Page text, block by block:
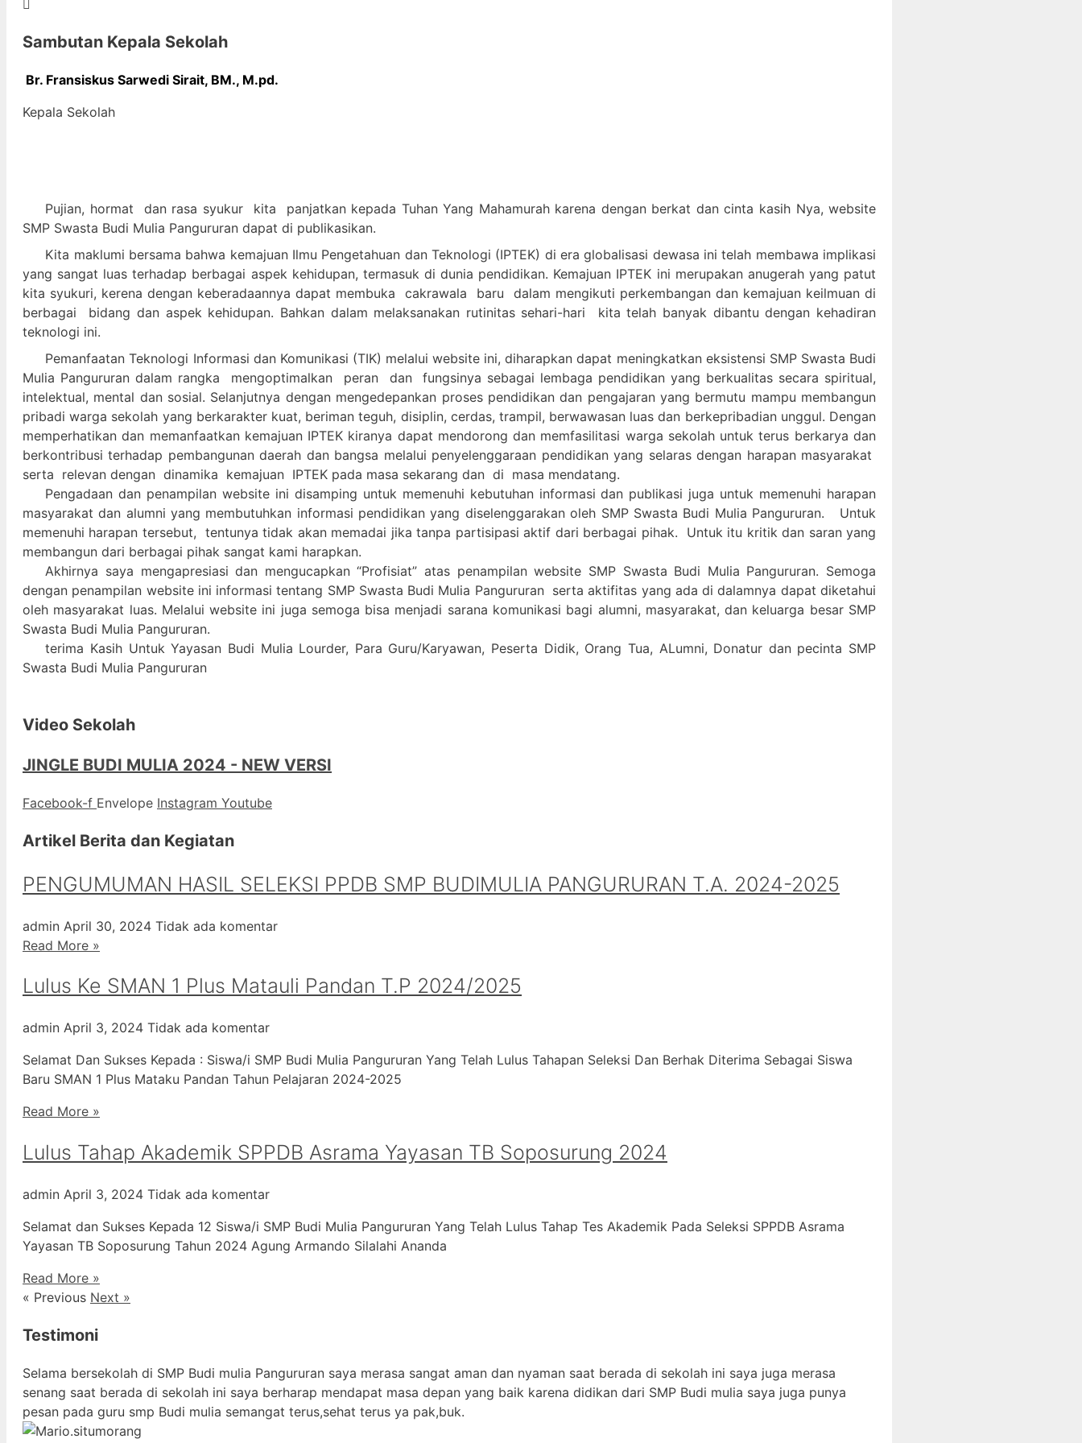
Sambutan Kepala Sekolah
Br. Fransiskus Sarwedi Sirait, BM., M.pd.
Kepala Sekolah
Pujian, hormat dan rasa syukur kita panjatkan kepada Tuhan Yang Mahamurah karena dengan berkat dan cinta kasih Nya, website
SMP Swasta Budi Mulia Pangururan dapat di publikasikan.
Kita maklumi bersama bahwa kemajuan Ilmu Pengetahuan dan Teknologi (IPTEK) di era globalisasi dewasa ini telah membawa implikasi
yang sangat luas terhadap berbagai aspek kehidupan, termasuk di dunia pendidikan. Kemajuan IPTEK ini merupakan anugerah yang patut
kita syukuri, kerena dengan keberadaannya dapat membuka cakrawala baru dalam mengikuti perkembangan dan kemajuan keilmuan di
berbagai bidang dan aspek kehidupan. Bahkan dalam melaksanakan rutinitas sehari-hari kita telah banyak dibantu dengan kehadiran
teknologi ini.
Pemanfaatan Teknologi Informasi dan Komunikasi (TIK) melalui website ini, diharapkan dapat meningkatkan eksistensi SMP Swasta Budi
Mulia Pangururan dalam rangka mengoptimalkan peran dan fungsinya sebagai lembaga pendidikan yang berkualitas secara spiritual,
intelektual, mental dan sosial. Selanjutnya dengan mengedepankan proses pendidikan dan pengajaran yang bermutu mampu membangun
pribadi warga sekolah yang berkarakter kuat, beriman teguh, disiplin, cerdas, trampil, berwawasan luas dan berkepribadian unggul. Dengan
memperhatikan dan memanfaatkan kemajuan IPTEK kiranya dapat mendorong dan memfasilitasi warga sekolah untuk terus berkarya dan
berkontribusi terhadap pembangunan daerah dan bangsa melalui penyelenggaraan pendidikan yang selaras dengan harapan masyarakat
serta relevan dengan dinamika kemajuan IPTEK pada masa sekarang dan di masa mendatang.
Pengadaan dan penampilan website ini disamping untuk memenuhi kebutuhan informasi dan publikasi juga untuk memenuhi harapan
masyarakat dan alumni yang membutuhkan informasi pendidikan yang diselenggarakan oleh SMP Swasta Budi Mulia Pangururan. Untuk
memenuhi harapan tersebut, tentunya tidak akan memadai jika tanpa partisipasi aktif dari berbagai pihak. Untuk itu kritik dan saran yang
membangun dari berbagai pihak sangat kami harapkan.
Akhirnya saya mengapresiasi dan mengucapkan “Profisiat” atas penampilan website SMP Swasta Budi Mulia Pangururan. Semoga
dengan penampilan website ini informasi tentang SMP Swasta Budi Mulia Pangururan serta aktifitas yang ada di dalamnya dapat diketahui
oleh masyarakat luas. Melalui website ini juga semoga bisa menjadi sarana komunikasi bagi alumni, masyarakat, dan keluarga besar SMP
Swasta Budi Mulia Pangururan.
terima Kasih Untuk Yayasan Budi Mulia Lourder, Para Guru/Karyawan, Peserta Didik, Orang Tua, ALumni, Donatur dan pecinta SMP
Swasta Budi Mulia Pangururan
Video Sekolah
JINGLE BUDI MULIA 2024 - NEW VERSI
Facebook-f Envelope Instagram Youtube
Artikel Berita dan Kegiatan
PENGUMUMAN HASIL SELEKSI PPDB SMP BUDIMULIA PANGURURAN T.A. 2024-2025
admin April 30, 2024 Tidak ada komentar
Read More »
Lulus Ke SMAN 1 Plus Matauli Pandan T.P 2024/2025
admin April 3, 2024 Tidak ada komentar
Selamat Dan Sukses Kepada : Siswa/i SMP Budi Mulia Pangururan Yang Telah Lulus Tahapan Seleksi Dan Berhak Diterima Sebagai Siswa
Baru SMAN 1 Plus Mataku Pandan Tahun Pelajaran 2024-2025
Read More »
Lulus Tahap Akademik SPPDB Asrama Yayasan TB Soposurung 2024
admin April 3, 2024 Tidak ada komentar
Selamat dan Sukses Kepada 12 Siswa/i SMP Budi Mulia Pangururan Yang Telah Lulus Tahap Tes Akademik Pada Seleksi SPPDB Asrama
Yayasan TB Soposurung Tahun 2024 Agung Armando Silalahi ⁠Ananda
Read More »
« Previous Next »
Testimoni
Selama bersekolah di SMP Budi mulia Pangururan saya merasa sangat aman dan nyaman saat berada di sekolah ini saya juga merasa
senang saat berada di sekolah ini saya berharap mendapat masa depan yang baik karena didikan dari SMP Budi mulia saya juga punya
pesan pada guru smp Budi mulia semangat terus,sehat terus ya pak,buk.